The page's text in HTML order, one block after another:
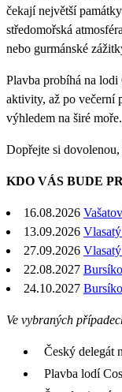
čekají největší
středomořská
nebo gurmánské
Plavba probíhá na lodi
aktivity, až po večerní
výhledem na širé moře.
Dopřejte si
KDO VÁS BUDE
16.08.2026
13.09.2026
27.09.2026
22.08.2027
24.10.2027
Ve vybraných
Český delegát
Plavba lodí